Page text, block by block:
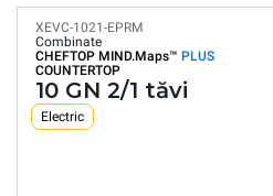
XEVC-1021-EPRM
Combinate
CHEFTOP MIND.Maps™ PLUS
COUNTERTOP
10 GN 2/1 tăvi
Electric